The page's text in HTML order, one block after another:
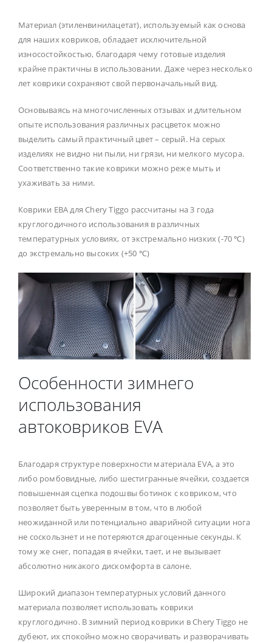
Материал (этиленвинилацетат), используемый как основа
для наших ковриков, обладает исключительной
износостойкостью, благодаря чему готовые изделия
крайне практичны в использовании. Даже через несколько
лет коврики сохраняют свой первоначальный вид.
Основываясь на многочисленных отзывах и длительном
опыте использования различных расцветок можно
выделить самый практичный цвет – серый. На серых
изделиях не видно ни пыли, ни грязи, ни мелкого мусора.
Соответственно такие коврики можно реже мыть и
ухаживать за ними.
Коврики ЕВА для Chery Tiggo рассчитаны на 3 года
круглогодичного использования в различных
температурных условиях, от экстремально низких (-70 ℃)
до экстремально высоких (+50 ℃)
Особенности зимнего
использования
автоковриков EVA
Благодаря структуре поверхности материала EVA, а это
либо ромбовидные, либо шестигранные ячейки, создается
повышенная сцепка подошвы ботинок с ковриком, что
позволяет быть уверенным в том, что в любой
неожиданной или потенциально аварийной ситуации нога
не соскользнет и не потеряются драгоценные секунды. К
тому же снег, попадая в ячейки, тает, и не вызывает
абсолютно никакого дискомфорта в салоне.
Широкий диапазон температурных условий данного
материала позволяет использовать коврики
круглогодично. В зимний период коврики в Chery Tiggo не
дубеют, их спокойно можно сворачивать и разворачивать